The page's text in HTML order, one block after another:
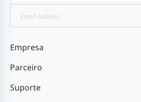
Empresa
Parceiro
Suporte